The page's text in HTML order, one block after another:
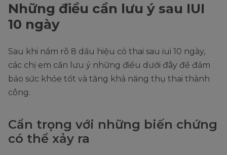
Những điều cần lưu ý sau IUI
10 ngày
Sau khi nắm rõ 8 dấu hiệu có thai sau iui 10 ngày,
các chị em cần lưu ý những điều dưới đây để đảm
bảo sức khỏe tốt và tăng khả năng thụ thai thành
công.
Cẩn trọng với những biến chứng
có thể xảy ra